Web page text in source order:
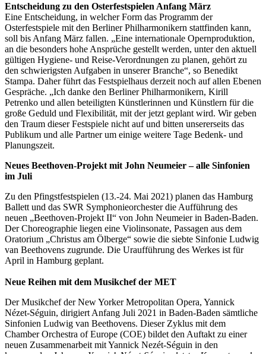
Entscheidung zu den Osterfestspielen Anfang März
Eine Entscheidung, in welcher Form das Programm der
Osterfestspiele mit den Berliner Philharmonikern stattfinden kann,
soll bis Anfang März fallen. „Eine internationale Opernproduktion,
an die besonders hohe Ansprüche gestellt werden, unter den aktuell
gültigen Hygiene- und Reise-Verordnungen zu planen, gehört zu
den schwierigsten Aufgaben in unserer Branche“, so Benedikt
Stampa. Daher führt das Festspielhaus derzeit noch auf allen Ebenen
Gespräche. „Ich danke den Berliner Philharmonikern, Kirill
Petrenko und allen beteiligten Künstlerinnen und Künstlern für die
große Geduld und Flexibilität, mit der jetzt geplant wird. Wir geben
den Traum dieser Festspiele nicht auf und bitten unsererseits das
Publikum und alle Partner um einige weitere Tage Bedenk- und
Planungszeit.
Neues Beethoven-Projekt mit John Neumeier – alle Sinfonien
im Juli
Zu den Pfingstfestspielen (13.-24. Mai 2021) planen das Hamburg
Ballett und das SWR Symphonieorchester die Aufführung des
neuen „Beethoven-Projekt II“ von John Neumeier in Baden-Baden.
Der Choreographie liegen eine Violinsonate, Passagen aus dem
Oratorium „Christus am Ölberge“ sowie die siebte Sinfonie Ludwig
van Beethovens zugrunde. Die Uraufführung des Werkes ist für
April in Hamburg geplant.
Neue Reihen mit dem Musikchef der MET
Der Musikchef der New Yorker Metropolitan Opera, Yannick
Nézet-Séguin, dirigiert Anfang Juli 2021 in Baden-Baden sämtliche
Sinfonien Ludwig van Beethovens. Dieser Zyklus mit dem
Chamber Orchestra of Europe (COE) bildet den Auftakt zu einer
neuen Zusammenarbeit mit Yannick Nezét-Séguin in den